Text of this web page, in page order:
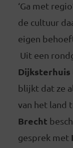
‘Ga met
de cultuur
eigen
Uit een
Dijksterhuis
blijkt dat ze
van het land
Brecht
gesprek met